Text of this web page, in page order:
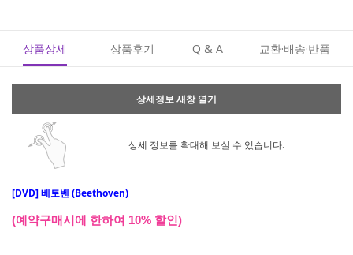
상품상세 상품후기 Q & A 교환·배송·반품
상세정보 새창 열기
상세 정보를 확대해 보실 수 있습니다.
[DVD] 베토벤 (Beethoven)
(예약구매시에 한하여 10% 할인)